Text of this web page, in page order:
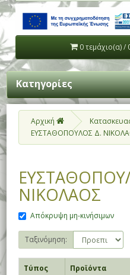
0 τεμάχιο(α) /
Κατηγορίες
Αρχική
ΕΥΣΤΑΘΟΠΟΥΛΟΣ Δ.
ΝΙΚΟΛΑΟΣ
Απόκρυψη μη-κινήσιμων
Ταξινόμηση:
Τύπος
Προϊόντα